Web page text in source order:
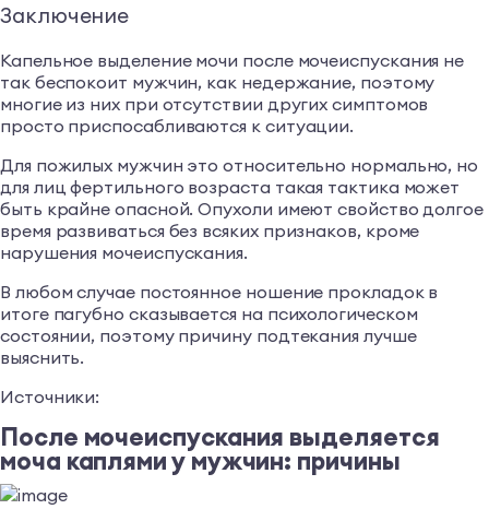
Заключение
Капельное выделение мочи после мочеиспускания не
так беспокоит мужчин, как недержание, поэтому
многие из них при отсутствии других симптомов
просто приспосабливаются к ситуации.
Для пожилых мужчин это относительно нормально, но
для лиц фертильного возраста такая тактика может
быть крайне опасной. Опухоли имеют свойство долгое
время развиваться без всяких признаков, кроме
нарушения мочеиспускания.
В любом случае постоянное ношение прокладок в
итоге пагубно сказывается на психологическом
состоянии, поэтому причину подтекания лучше
выяснить.
Источники:
После мочеиспускания выделяется
моча каплями у мужчин: причины